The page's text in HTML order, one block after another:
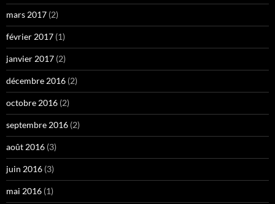
mars 2017 (2)
février 2017 (1)
janvier 2017 (2)
décembre 2016 (2)
octobre 2016 (2)
septembre 2016 (2)
août 2016 (3)
juin 2016 (3)
mai 2016 (1)